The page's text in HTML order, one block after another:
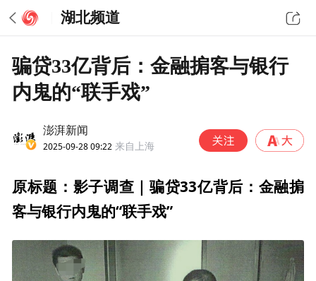
湖北频道
骗贷33亿背后：金融掮客与银行
内鬼的“联手戏”
澎湃新闻
2025-09-28 09:22 来自上海
原标题：影子调查｜骗贷33亿背后：金融掮
客与银行内鬼的“联手戏”